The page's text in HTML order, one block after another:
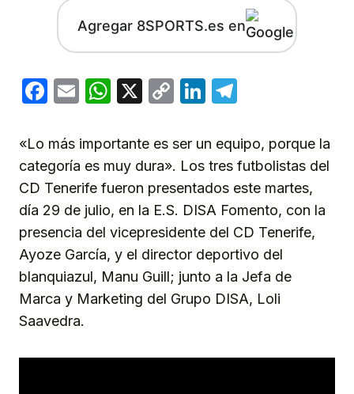
Agregar 8SPORTS.es en
Facebook
EmailWhatsApp
X
CopyLinkedIn
«Lo más importante es ser un equipo, porque la
categoría es muy dura». Los tres futbolistas del
CD Tenerife fueron presentados este martes,
día 29 de julio, en la E.S. DISA Fomento, con la
presencia del vicepresidente del CD Tenerife,
Ayoze García, y el director deportivo del
blanquiazul, Manu Guill; junto a la Jefa de
Marca y Marketing del Grupo DISA, Loli
Saavedra.